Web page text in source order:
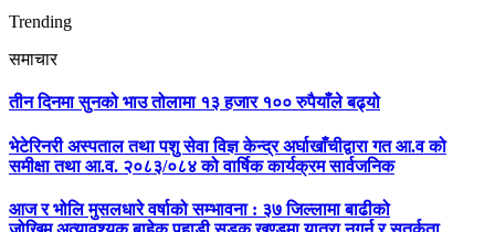
Trending
समाचार
तीन दिनमा सुनको भाउ तोलामा १३ हजार १०० रुपैयाँले बढ्यो
भेटेरिनरी अस्पताल तथा पशु सेवा विज्ञ केन्द्र अर्घाखाँचीद्वारा गत आ.व को
समीक्षा तथा आ.व. २०८३/०८४ को वार्षिक कार्यक्रम सार्वजनिक
आज र भोलि मुसलधारे वर्षाको सम्भावना : ३७ जिल्लामा बाढीको